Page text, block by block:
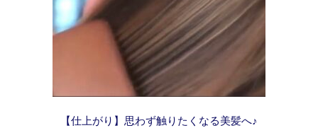
【仕上がり】思わず触りたくなる美髪へ♪